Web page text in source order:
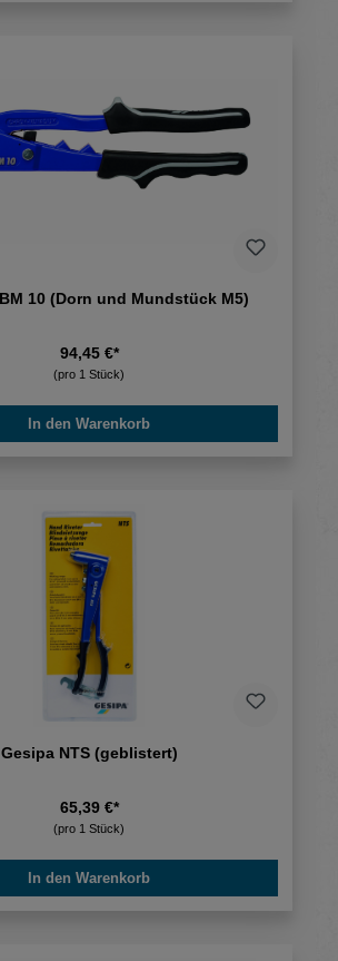
10 (Dorn und Mundstück M5)
94,45 €*
(pro 1 Stück)
In den Warenkorb
Gesipa NTS (geblistert)
65,39 €*
(pro 1 Stück)
In den Warenkorb